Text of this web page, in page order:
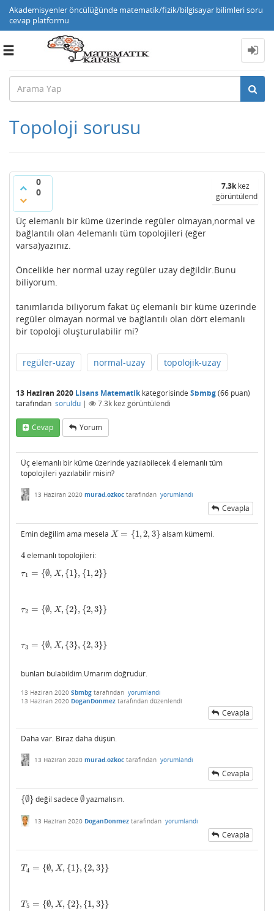
Akademisyenler öncülüğünde matematik/fizik/bilgisayar bilimleri soru
cevap platformu
Toggle
Topoloji sorusu
0
0
7.3kkez
görüntülendi
Üç elemanlı bir küme üzerinde regüler olmayan,normal ve
bağlantılı olan 4elemanlı tüm topolojileri (eğer
varsa)yazınız.
Öncelikle her normal uzay regüler uzay değildir.Bunu
biliyorum.
tanımlarıda biliyorum fakat üç elemanlı bir küme üzerinde
regüler olmayan normal ve bağlantılı olan dört elemanlı
bir topoloji oluşturulabilir mi?
regüler-uzay normal-uzay topolojik-uzay
13 Haziran 2020 Lisans Matematikkategorisinde Sbmbg(66 puan)
tarafından soruldu | 7.3k kez görüntülendi
Cevap Yorum
Üç elemanlı bir küme üzerinde yazılabilecek4
4elemanlı tüm
topolojileri yazılabilir misin?
13 Haziran 2020 murad.ozkoc tarafından yorumlandı
Cevapla
Emin değilim ama mesela X = {1,2, 3}
X= {1, 2,3} alsam kümemi.
4
4elemanlı topolojileri:
τ1 = {∅, X, {1}, {1, 2}}
τ1 ={∅,X,{1},{1 ,2}}
τ2 = {∅, X, {2}, {2, 3}}
τ2 ={∅,X,{2},{2 ,3}}
τ3 = {∅, X, {3}, {2, 3}}
τ3 ={∅,X,{3},{2 ,3}}
bunları bulabildim.Umarım doğrudur.
13 Haziran 2020 Sbmbg tarafından yorumlandı
13 Haziran 2020 DoganDonmez tarafından düzenlendi
Cevapla
Daha var. Biraz daha düşün.
13 Haziran 2020 murad.ozkoc tarafından yorumlandı
Cevapla
{∅}
{∅} değil sadece ∅
∅yazmalısın.
13 Haziran 2020 DoganDonmez tarafından yorumlandı
Cevapla
T4 = {∅, X, {1}, {2, 3}}
T4 ={∅,X,{ 1},{2 ,3}}
T5 = {∅, X, {2}, {1, 3}}
T5 ={∅,X,{ 2},{1 ,3}}